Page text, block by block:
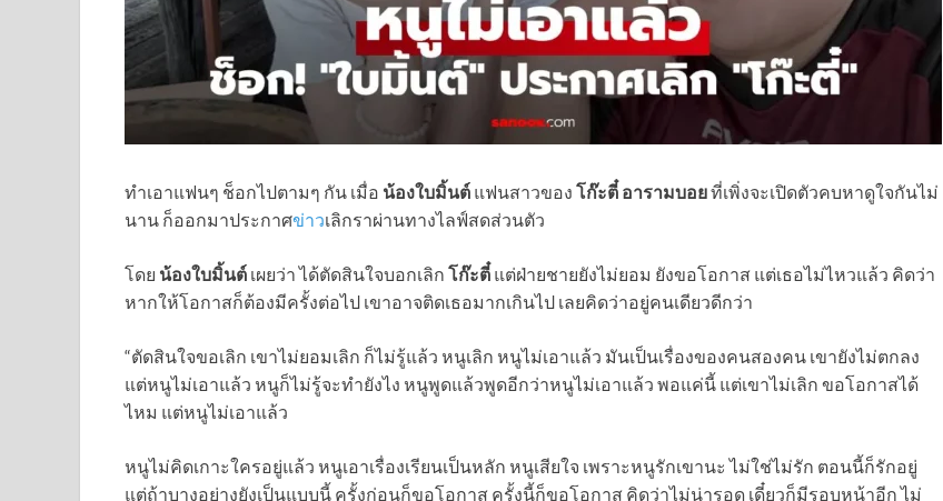
ทำเอาแฟนๆ ช็อกไปตามๆ กัน เมื่อ น้องใบมิ้นต์ แฟนสาวของ โก๊ะตี๋ อารามบอยที่เพิ่งจะเปิดตัวคบหาดูใจกันไม่
นาน ก็ออกมาประกาศข่าวเลิกราผ่านทางไลฟ์สดส่วนตัว
โดย น้องใบมิ้นต์ เผยว่า ได้ตัดสินใจบอกเลิก โก๊ะตี๋ แต่ฝ่ายชายยังไม่ยอม ยังขอโอกาส แต่เธอไม่ไหวแล้ว คิดว่า
หากให้โอกาสก็ต้องมีครั้งต่อไป เขาอาจติดเธอมากเกินไป เลยคิดว่าอยู่คนเดียวดีกว่า
“ตัดสินใจขอเลิก เขาไม่ยอมเลิก ก็ไม่รู้แล้ว หนูเลิก หนูไม่เอาแล้ว มันเป็นเรื่องของคนสองคน เขายังไม่ตกลง
แต่หนูไม่เอาแล้ว หนูก็ไม่รู้จะทำยังไง หนูพูดแล้วพูดอีกว่าหนูไม่เอาแล้ว พอแค่นี้ แต่เขาไม่เลิก ขอโอกาสได้
ไหม แต่หนูไม่เอาแล้ว
หนูไม่คิดเกาะใครอยู่แล้ว หนูเอาเรื่องเรียนเป็นหลัก หนูเสียใจ เพราะหนูรักเขานะ ไม่ใช่ไม่รัก ตอนนี้ก็รักอยู่
แต่ถ้าบางอย่างยังเป็นแบบนี้ ครั้งก่อนก็ขอโอกาส ครั้งนี้ก็ขอโอกาส คิดว่าไม่น่ารอด เดี๋ยวก็มีรอบหน้าอีก ไม่